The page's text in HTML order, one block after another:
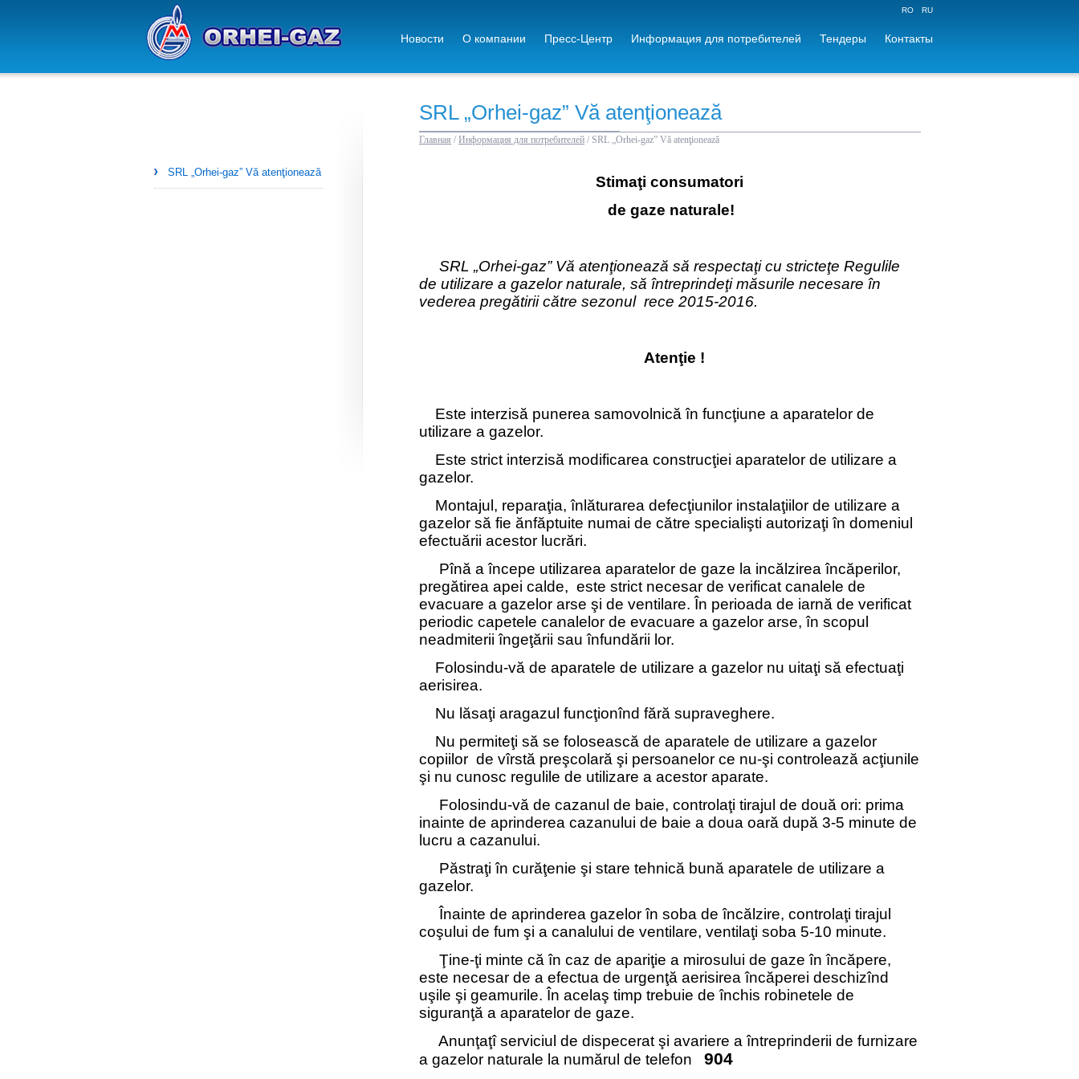
RO RU
Новости О компании Пресс-Центр Информация для потребителей Тендеры Контакты
SRL „Orhei-gaz” Vă atenţionează
SRL „Orhei-gaz” Vă atenţionează
Главная / Информация для потребителей / SRL „Orhei-gaz” Vă atenţionează
Stimaţi consumatori
de gaze naturale!
SRL „Orhei-gaz” Vă atenţionează să respectaţi cu stricteţe Regulile
de utilizare a gazelor naturale, să întreprindeţi măsurile necesare în
vederea pregătirii către sezonul rece 2015-2016.
Atenţie !
Este interzisă punerea samovolnică în funcţiune a aparatelor de
utilizare a gazelor.
Este strict interzisă modificarea construcţiei aparatelor de utilizare a
gazelor.
Montajul, reparaţia, înlăturarea defecţiunilor instalaţiilor de utilizare a
gazelor să fie ănfăptuite numai de către specialişti autorizaţi în domeniul
efectuării acestor lucrări.
Pînă a începe utilizarea aparatelor de gaze la incălzirea încăperilor,
pregătirea apei calde, este strict necesar de verificat canalele de
evacuare a gazelor arse şi de ventilare. În perioada de iarnă de verificat
periodic capetele canalelor de evacuare a gazelor arse, în scopul
neadmiterii îngeţării sau înfundării lor.
Folosindu-vă de aparatele de utilizare a gazelor nu uitaţi să efectuaţi
aerisirea.
Nu lăsaţi aragazul funcţionînd fără supraveghere.
Nu permiteţi să se folosească de aparatele de utilizare a gazelor
copiilor de vîrstă preşcolară şi persoanelor ce nu-şi controlează acţiunile
şi nu cunosc regulile de utilizare a acestor aparate.
Folosindu-vă de cazanul de baie, controlaţi tirajul de două ori: prima
inainte de aprinderea cazanului de baie a doua oară după 3-5 minute de
lucru a cazanului.
Păstraţi în curăţenie şi stare tehnică bună aparatele de utilizare a
gazelor.
Înainte de aprinderea gazelor în soba de încălzire, controlaţi tirajul
coşului de fum şi a canalului de ventilare, ventilaţi soba 5-10 minute.
Ţine-ţi minte că în caz de apariţie a mirosului de gaze în încăpere,
este necesar de a efectua de urgenţă aerisirea încăperei deschizînd
uşile şi geamurile. În acelaş timp trebuie de închis robinetele de
siguranţă a aparatelor de gaze.
Anunţaţî serviciul de dispecerat şi avariere a întreprinderii de furnizare
a gazelor naturale la numărul de telefon
904